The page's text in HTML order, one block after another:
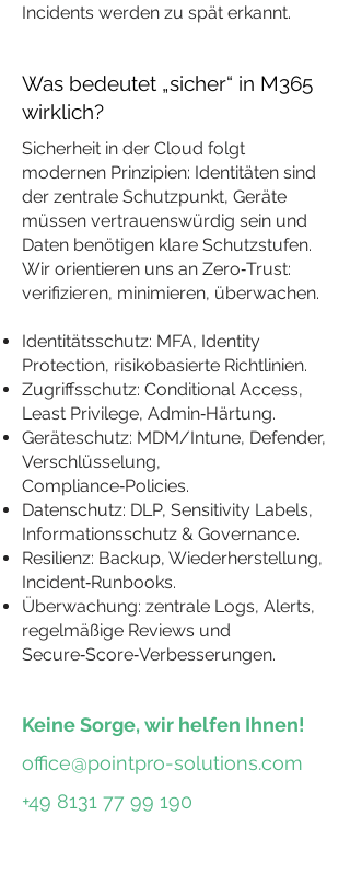
Incidents werden zu spät erkannt.
Was bedeutet „sicher“ in M365
wirklich?
Sicherheit in der Cloud folgt
modernen Prinzipien: Identitäten sind
der zentrale Schutzpunkt, Geräte
müssen vertrauenswürdig sein und
Daten benötigen klare Schutzstufen.
Wir orientieren uns an Zero‑Trust:
verifizieren, minimieren, überwachen.
Identitätsschutz: MFA, Identity
Protection, risikobasierte Richtlinien.
Zugriffsschutz: Conditional Access,
Least Privilege, Admin‑Härtung.
Geräteschutz: MDM/Intune, Defender,
Verschlüsselung,
Compliance‑Policies.
Datenschutz: DLP, Sensitivity Labels,
Informationsschutz & Governance.
Resilienz: Backup, Wiederherstellung,
Incident‑Runbooks.
Überwachung: zentrale Logs, Alerts,
regelmäßige Reviews und
Secure‑Score‑Verbesserungen.
Keine Sorge, wir helfen Ihnen!
office@pointpro-solutions.com
+49 8131 77 99 190